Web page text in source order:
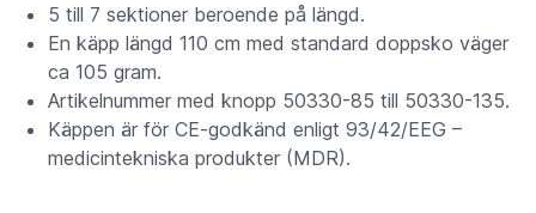
5 till 7 sektioner beroende på längd.
En käpp längd 110 cm med standard doppsko väger
ca 105 gram.
Artikelnummer med knopp 50330-85 till 50330-135.
Käppen är för CE-godkänd enligt 93/42/EEG –
medicintekniska produkter (MDR).